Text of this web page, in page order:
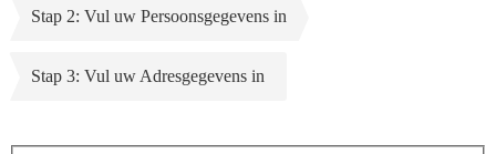
Stap 2: Vul uw Persoonsgegevens in
Stap 3: Vul uw Adresgegevens in